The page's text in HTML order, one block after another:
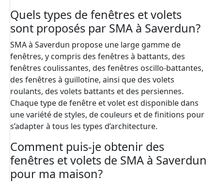
Quels types de fenêtres et volets
sont proposés par SMA à Saverdun?
SMA à Saverdun propose une large gamme de
fenêtres, y compris des fenêtres à battants, des
fenêtres coulissantes, des fenêtres oscillo-battantes,
des fenêtres à guillotine, ainsi que des volets
roulants, des volets battants et des persiennes.
Chaque type de fenêtre et volet est disponible dans
une variété de styles, de couleurs et de finitions pour
s’adapter à tous les types d’architecture.
Comment puis-je obtenir des
fenêtres et volets de SMA à Saverdun
pour ma maison?